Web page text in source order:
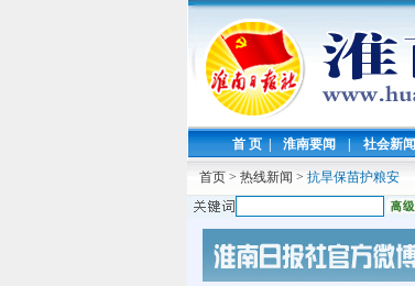
首 页 | 淮南要闻 | 社会新闻
首页 > 热线新闻 > 抗旱保苗护粮安